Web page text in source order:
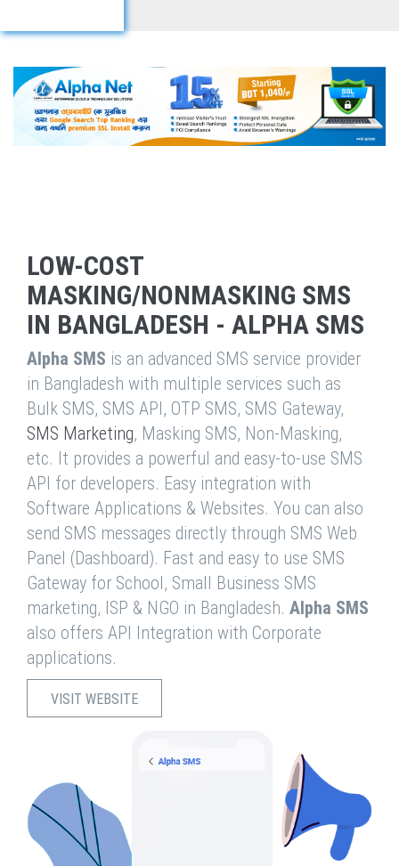
LOW-COST
MASKING/NONMASKING SMS
IN BANGLADESH - ALPHA SMS
Alpha SMS is an advanced SMS service provider
in Bangladesh with multiple services such as
Bulk SMS, SMS API, OTP SMS, SMS Gateway,
SMS Marketing, Masking SMS, Non-Masking,
etc. It provides a powerful and easy-to-use SMS
API for developers. Easy integration with
Software Applications & Websites. You can also
send SMS messages directly through SMS Web
Panel (Dashboard). Fast and easy to use SMS
Gateway for School, Small Business SMS
marketing, ISP & NGO in Bangladesh. Alpha SMS
also offers API Integration with Corporate
applications.
VISIT WEBSITE